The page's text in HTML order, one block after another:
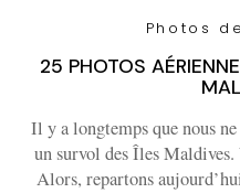
Photos
25 PHOTOS
Il y a longtemps que nous
un survol des Îles
Alors, repartons